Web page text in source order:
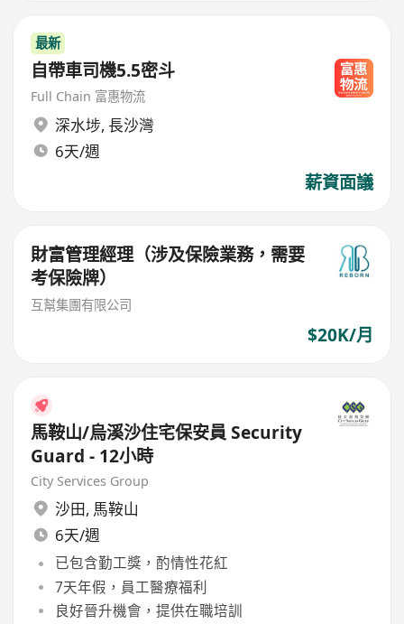
最新
自帶車司機5.5密斗
Full Chain 富惠物流
深水埗, 長沙灣
6天/週
薪資面議
財富管理經理（涉及保險業務，需要
考保險牌）
互幫集團有限公司
$20K/月
馬鞍山/烏溪沙住宅保安員 Security
Guard - 12小時
City Services Group
沙田, 馬鞍山
6天/週
已包含勤工獎，酌情性花紅
7天年假，員工醫療福利
良好晉升機會，提供在職培訓